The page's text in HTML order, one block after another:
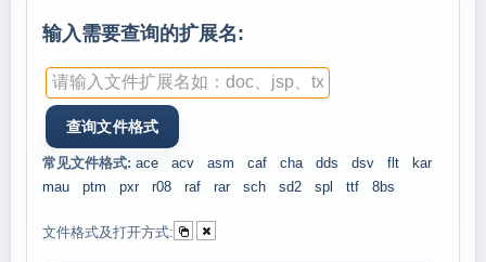
输入需要查询的扩展名:
常见文件格式: ace acv asm caf cha dds dsv flt
kar
mau
ptm pxr r08 raf rar sch sd2 spl ttf 8bs
文件格式及打开方式: